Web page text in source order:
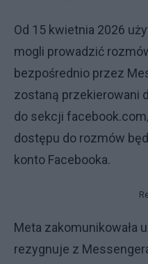
Od 15 kwietnia 2026
mogli prowadzić
bezpośrednio przez
zostaną przekierowani
do sekcji
dostępu do rozmów
konto Facebooka.
Meta zakomunikowała
rezygnuje z